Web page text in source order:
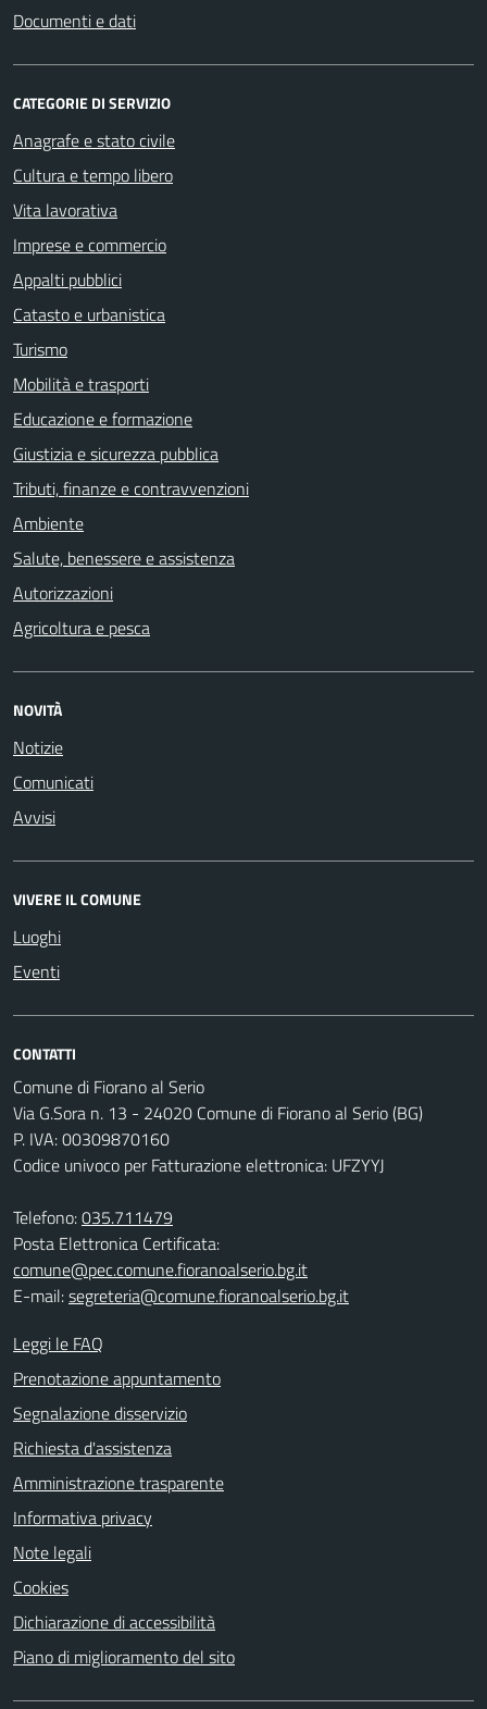
Documenti e dati
CATEGORIE DI SERVIZIO
Anagrafe e stato civile
Cultura e tempo libero
Vita lavorativa
Imprese e commercio
Appalti pubblici
Catasto e urbanistica
Turismo
Mobilità e trasporti
Educazione e formazione
Giustizia e sicurezza pubblica
Tributi, finanze e contravvenzioni
Ambiente
Salute, benessere e assistenza
Autorizzazioni
Agricoltura e pesca
NOVITÀ
Notizie
Comunicati
Avvisi
VIVERE IL COMUNE
Luoghi
Eventi
CONTATTI
Comune di Fiorano al Serio
Via G.Sora n. 13 - 24020 Comune di Fiorano al Serio (BG)
P. IVA: 00309870160
Codice univoco per Fatturazione elettronica: UFZYYJ
Telefono:035.711479
Posta Elettronica Certificata:
comune@pec.comune.fioranoalserio.bg.it
E-mail:segreteria@comune.fioranoalserio.bg.it
Leggi le FAQ
Prenotazione appuntamento
Segnalazione disservizio
Richiesta d'assistenza
Amministrazione trasparente
Informativa privacy
Note legali
Cookies
Dichiarazione di accessibilità
Piano di miglioramento del sito